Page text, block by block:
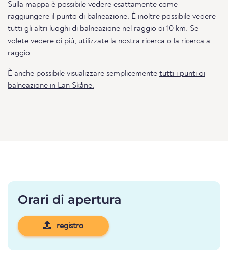
Sulla mappa è possibile vedere esattamente come
raggiungere il punto di balneazione. È inoltre possibile vedere
tutti gli altri luoghi di balneazione nel raggio di 10 km. Se
volete vedere di più, utilizzate la nostra ricerca o la ricerca a
raggio.
È anche possibile visualizzare semplicemente tutti i punti di
balneazione in Län Skåne.
Orari di apertura
registro